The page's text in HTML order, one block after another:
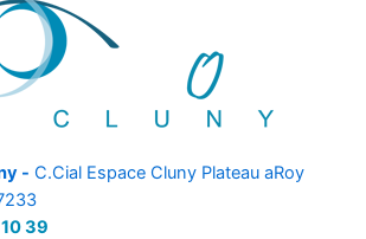
- C.Cial Espace Cluny Plateau aRoy
39